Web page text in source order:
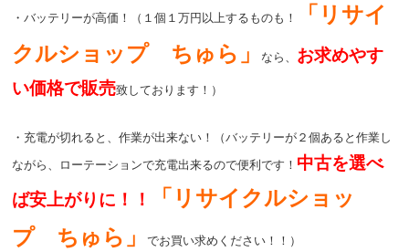
・バッテリーが高価！（１個１万円以上するものも！
「リサイ
クルショップ ちゅら」
なら、 お求めやす
い価格で販売致しております！）
・充電が切れると、作業が出来ない！（バッテリーが２個あると作業し
ながら、ローテーションで充電出来るので便利です！ 中古を選べ
ば安上がりに！！
「リサイクルショッ
プ ちゅら」でお買い求めください！！）